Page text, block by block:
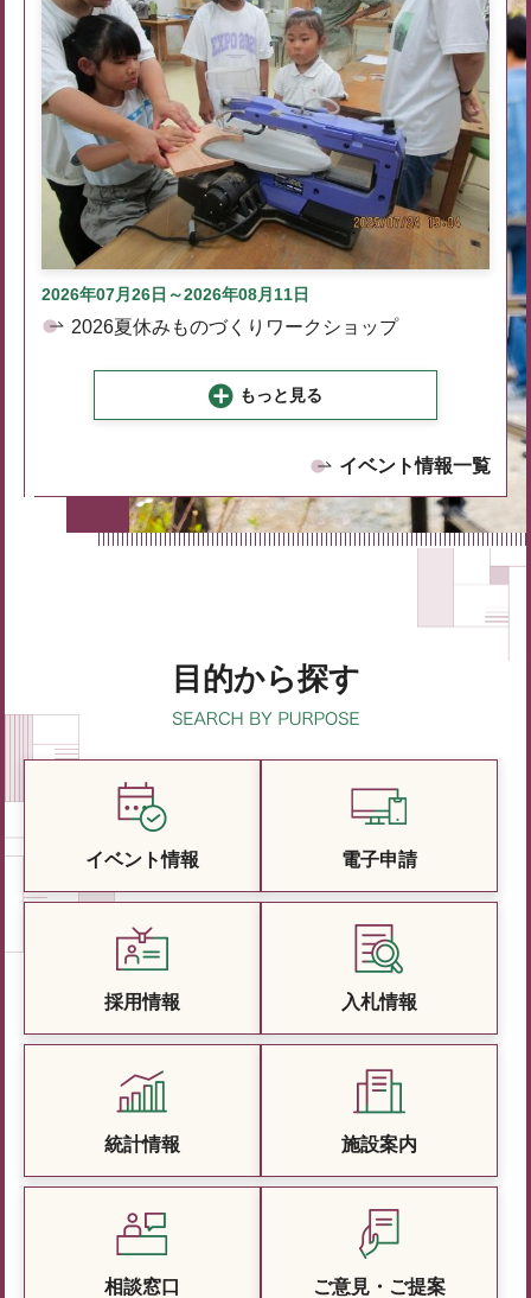
2026年07月26日～2026年08月11日
2026夏休みものづくりワークショップ
もっと見る
イベント情報一覧
目的から探す
イベント情報 電子申請
採用情報 入札情報
統計情報 施設案内
相談窓口 ご意見・ご提案